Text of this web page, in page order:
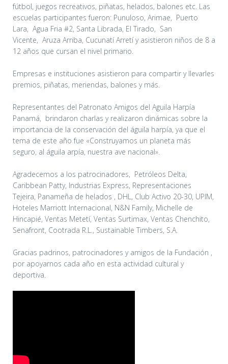
fútbol, juegos recreativos, piñatas, helados, balones etc. Las
escuelas participantes fueron: Punuloso, Arimae, Puerto
Lara, Agua Fria #2, Santa Librada, El Tirado, San
Vicente, Aruza Arriba, Cucunatí Arretí y asistieron niños de 8 a
12 años que cursan el nivel primario.
Empresas e instituciones asistieron para compartir y llevarles
premios, piñatas, meriendas, balones y más.
Representantes del Patronato Amigos del Aguila Harpía
Panamá, brindaron charlas y realizaron dinámicas sobre la
importancia de la conservación del águila harpía, ya que el
tema de este año fue «Construyamos un planeta más
seguro, al águila arpía, nuestra ave nacional».
Agradecemos a los patrocinadores, Petróleos Delta,
Caribbean Patty, Industrias Express, Representaciones
Tejeira, Panameña de helados , DHL, Club Activo 20-30, UPIM,
Hoteles Marriott Internacional, N&N Family, Michelle de
Hincapié, Ventas Metetí, Ventas Surtimax, Ventas Chenchito,
Senafront, Cootrada R.L., Sustainable Timbers, S.A.
Gracias padrinos, patrocinadores y amigos de la Fundación ,
por apoyarnos cada año en esta actividad cultural y
deportiva.